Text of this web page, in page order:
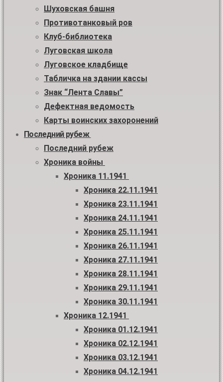
Шуховская башня
Противотанковый ров
Клуб-библиотека
Луговская школа
Луговское кладбище
Табличка на здании кассы
Знак “Лента Славы”
Дефектная ведомость
Карты воинских захоронений
Последний рубеж
Последний рубеж
Хроника войны
Хроника 11.1941
Хроника 22.11.1941
Хроника 23.11.1941
Хроника 24.11.1941
Хроника 25.11.1941
Хроника 26.11.1941
Хроника 27.11.1941
Хроника 28.11.1941
Хроника 29.11.1941
Хроника 30.11.1941
Хроника 12.1941
Хроника 01.12.1941
Хроника 02.12.1941
Хроника 03.12.1941
Хроника 04.12.1941